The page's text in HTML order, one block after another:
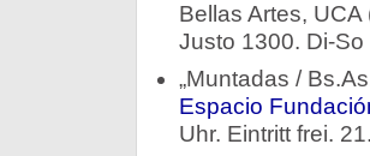
Bellas Artes,
Justo 1300. Di-
„Muntadas /
Espacio
Uhr. Eintritt frei.